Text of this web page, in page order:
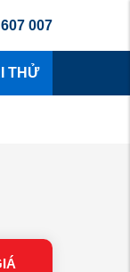
007
THỬ